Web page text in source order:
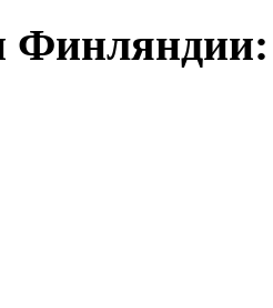
Финляндии: